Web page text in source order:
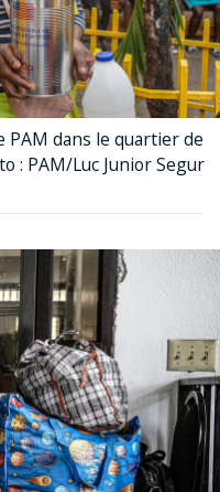
dans le quartier de
: PAM/Luc Junior Segur